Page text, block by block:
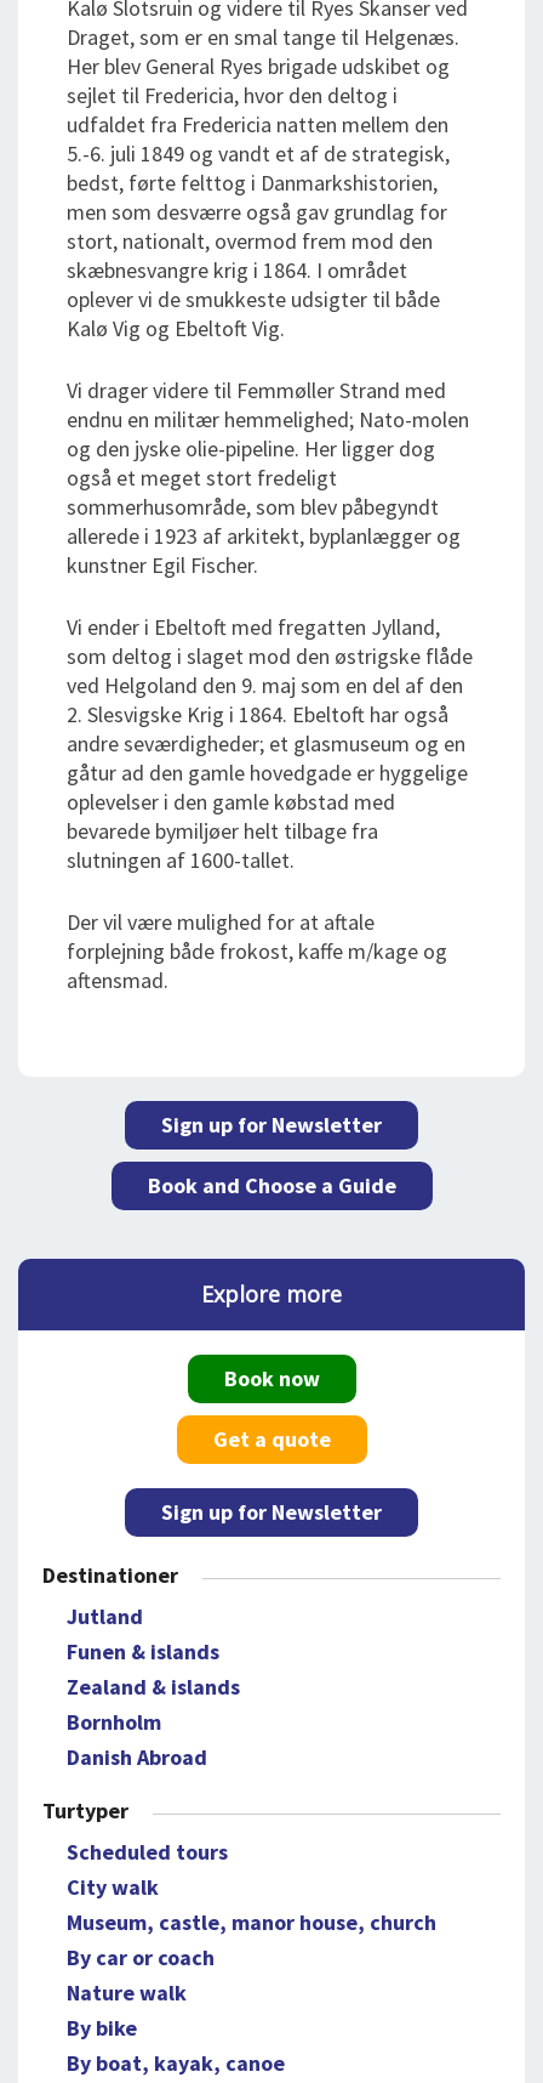
Kalø Slotsruin og videre til Ryes Skanser ved
Draget, som er en smal tange til Helgenæs.
Her blev General Ryes brigade udskibet og
sejlet til Fredericia, hvor den deltog i
udfaldet fra Fredericia natten mellem den
5.-6. juli 1849 og vandt et af de strategisk,
bedst, førte felttog i Danmarkshistorien,
men som desværre også gav grundlag for
stort, nationalt, overmod frem mod den
skæbnesvangre krig i 1864. I området
oplever vi de smukkeste udsigter til både
Kalø Vig og Ebeltoft Vig.
Vi drager videre til Femmøller Strand med
endnu en militær hemmelighed; Nato-molen
og den jyske olie-pipeline. Her ligger dog
også et meget stort fredeligt
sommerhusområde, som blev påbegyndt
allerede i 1923 af arkitekt, byplanlægger og
kunstner Egil Fischer.
Vi ender i Ebeltoft med fregatten Jylland,
som deltog i slaget mod den østrigske flåde
ved Helgoland den 9. maj som en del af den
2. Slesvigske Krig i 1864. Ebeltoft har også
andre seværdigheder; et glasmuseum og en
gåtur ad den gamle hovedgade er hyggelige
oplevelser i den gamle købstad med
bevarede bymiljøer helt tilbage fra
slutningen af 1600-tallet.
Der vil være mulighed for at aftale
forplejning både frokost, kaffe m/kage og
aftensmad.
Sign up for Newsletter
Book and Choose a Guide
Explore more
Book now
Get a quote
Sign up for Newsletter
Destinationer
Jutland
Funen & islands
Zealand & islands
Bornholm
Danish Abroad
Turtyper
Scheduled tours
City walk
Museum, castle, manor house, church
By car or coach
Nature walk
By bike
By boat, kayak, canoe